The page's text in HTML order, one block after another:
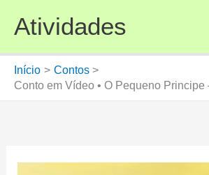
para
conteúdo
Atividades
Início
Contos
Conto em Vídeo • O Pequeno Principe